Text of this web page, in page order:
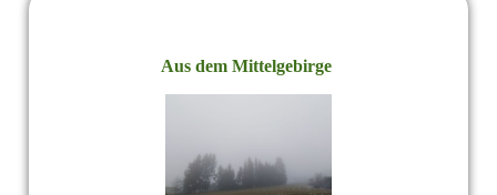
Aus dem Mittelgebirge